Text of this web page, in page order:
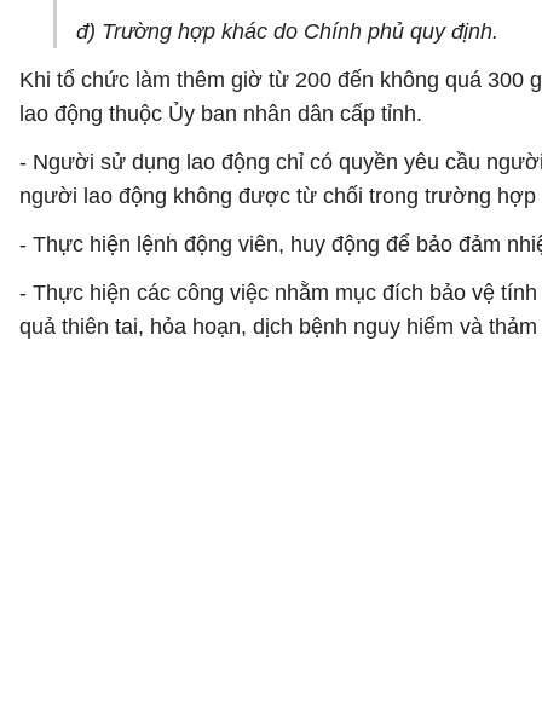
đ) Trường hợp khác do Chính phủ quy định.
Khi tổ chức làm thêm giờ từ 200 đến không quá 300
lao động thuộc Ủy ban nhân dân cấp tỉnh.
- Người sử dụng lao động chỉ có quyền yêu cầu
người lao động không được từ chối trong trường hợp
- Thực hiện lệnh động viên, huy động để bảo đảm
- Thực hiện các công việc nhằm mục đích bảo vệ
quả thiên tai, hỏa hoạn, dịch bệnh nguy hiểm và